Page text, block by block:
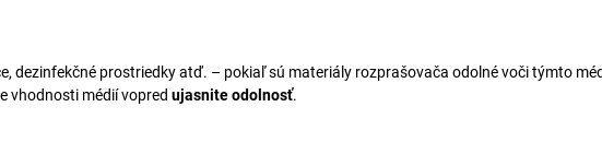
dezinfekčné prostriedky atď. – pokiaľ sú materiály rozprašovača odolné voči týmto
vhodnosti médií vopred ujasnite odolnosť.